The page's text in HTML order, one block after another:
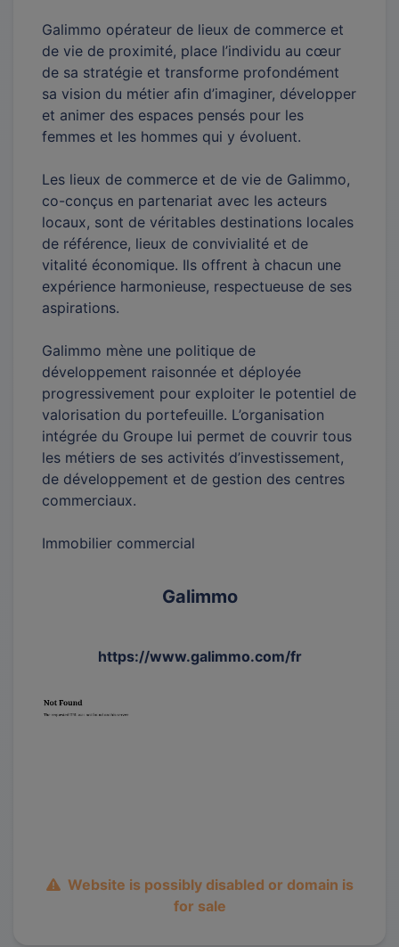
Galimmo opérateur de lieux de commerce et
de vie de proximité, place l’individu au cœur
de sa stratégie et transforme profondément
sa vision du métier afin d’imaginer, développer
et animer des espaces pensés pour les
femmes et les hommes qui y évoluent.
Les lieux de commerce et de vie de Galimmo,
co-conçus en partenariat avec les acteurs
locaux, sont de véritables destinations locales
de référence, lieux de convivialité et de
vitalité économique. Ils offrent à chacun une
expérience harmonieuse, respectueuse de ses
aspirations.
Galimmo mène une politique de
développement raisonnée et déployée
progressivement pour exploiter le potentiel de
valorisation du portefeuille. L’organisation
intégrée du Groupe lui permet de couvrir tous
les métiers de ses activités d’investissement,
de développement et de gestion des centres
commerciaux.
Immobilier commercial
Galimmo
https://www.galimmo.com/fr
Website is possibly disabled or domain is
for sale